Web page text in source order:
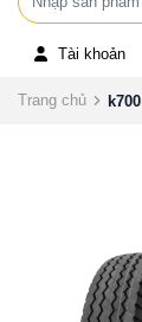
Tài khoản
Trang chủ k700